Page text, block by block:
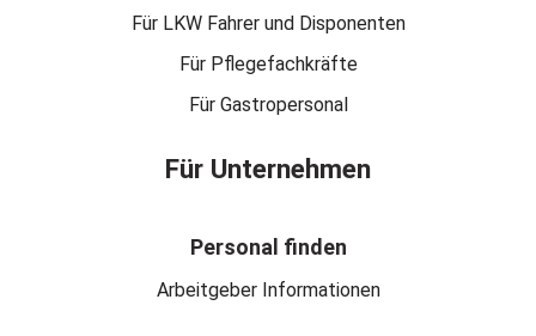
Für LKW Fahrer und Disponenten
Für Pflegefachkräfte
Für Gastropersonal
Für Unternehmen
Personal finden
Arbeitgeber Informationen